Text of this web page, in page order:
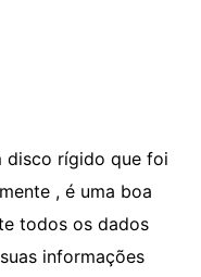
disco rígido que foi
, é uma boa
todos os dados
informações